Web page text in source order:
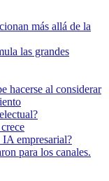
más allá de la
las grandes
hacerse al considerar
empresarial?
para los canales.